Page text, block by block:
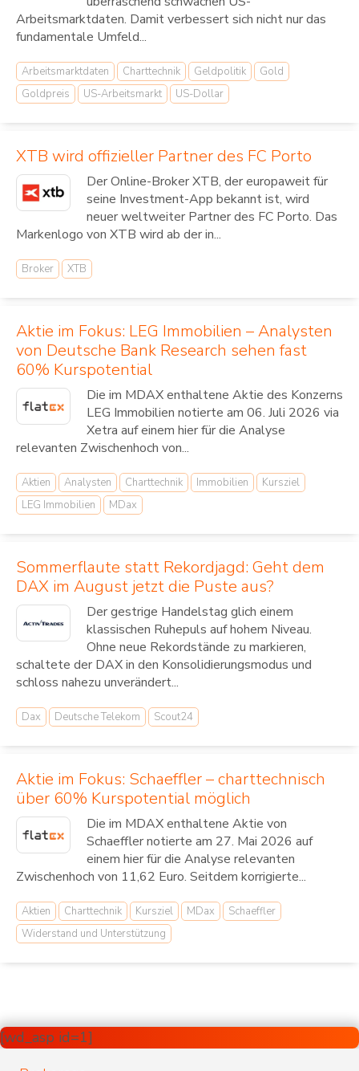
Arbeitsmarktdaten. Damit verbessert sich nicht nur das
fundamentale Umfeld...
Arbeitsmarktdaten Charttechnik Geldpolitik
Gold
Goldpreis
US-Arbeitsmarkt US-Dollar
XTB wird offizieller Partner des FC Porto
Der Online-Broker XTB, der europaweit für
seine Investment-App bekannt ist, wird
neuer weltweiter Partner des FC Porto. Das
Markenlogo von XTB wird ab der in...
Broker XTB
Aktie im Fokus: LEG Immobilien – Analysten
von Deutsche Bank Research sehen fast
60% Kurspotential
Die im MDAX enthaltene Aktie des Konzerns
LEG Immobilien notierte am 06. Juli 2026 via
Xetra auf einem hier für die Analyse
relevanten Zwischenhoch von...
Aktien Analysten Charttechnik Immobilien
Kursziel
LEG Immobilien
MDax
Sommerflaute statt Rekordjagd: Geht dem
DAX im August jetzt die Puste aus?
Der gestrige Handelstag glich einem
klassischen Ruhepuls auf hohem Niveau.
Ohne neue Rekordstände zu markieren,
schaltete der DAX in den Konsolidierungsmodus und
schloss nahezu unverändert...
Dax Deutsche Telekom Scout24
Aktie im Fokus: Schaeffler – charttechnisch
über 60% Kurspotential möglich
Die im MDAX enthaltene Aktie von
Schaeffler notierte am 27. Mai 2026 auf
einem hier für die Analyse relevanten
Zwischenhoch von 11,62 Euro. Seitdem korrigierte...
Aktien Charttechnik Kursziel MDax
Schaeffler
Widerstand und Unterstützung
[wd_asp id=1]